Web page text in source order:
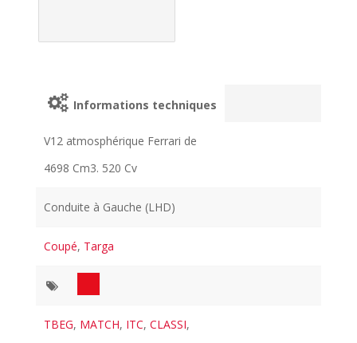
Informations techniques
V12 atmosphérique Ferrari de
4698 Cm3. 520 Cv
Conduite à Gauche (LHD)
Coupé, Targa
TBEG, MATCH, ITC,CLASSI,